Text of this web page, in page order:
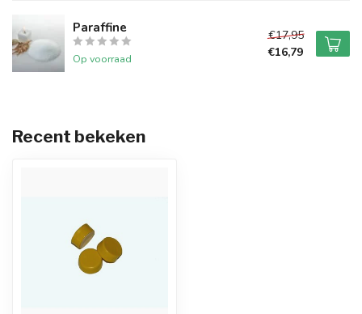
Paraffine
Op voorraad
€17,95
€16,79
Recent bekeken